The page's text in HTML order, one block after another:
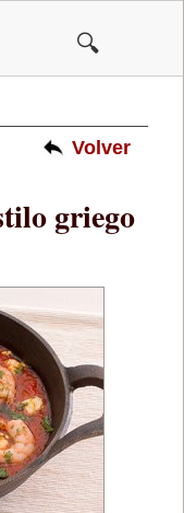
🔍
Volver
griego